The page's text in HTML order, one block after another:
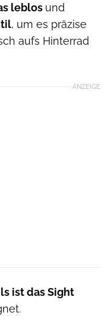
leblos und
, um es präzise
aufs Hinterrad
ANZEIGE
ist das Sight